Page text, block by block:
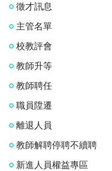
徵才訊息
主管名單
校教評會
教師升等
教師聘任
職員陞遷
離退人員
教師解聘停聘不續聘
新進人員權益專區